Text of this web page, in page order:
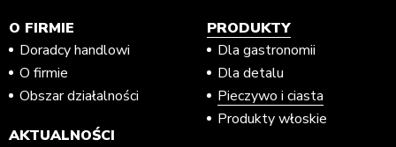
O FIRMIE
Doradcy handlowi
O firmie
Obszar działalności
AKTUALNOŚCI
PRODUKTY
Dla gastronomii
Dla detalu
Pieczywo i ciasta
Produkty włoskie